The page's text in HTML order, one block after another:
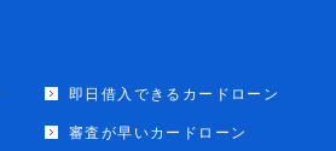
即日借入できるカードローン
審査が早いカードローン